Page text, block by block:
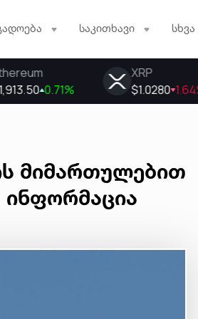
საკითხავი სხვა
მიმართულებით